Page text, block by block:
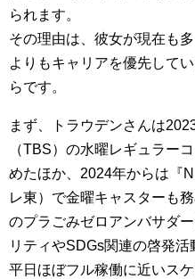
られます。
その理由は、彼女が現在も
よりもキャリアを優先して
らです。
まず、トラウデンさんは
（TBS）の水曜レギュラー
めたほか、2024年からは『
レ東）で金曜キャスターも
のプラごみゼロアンバサダ
リティやSDGs関連の啓発
平日ほぼフル稼働に近いス